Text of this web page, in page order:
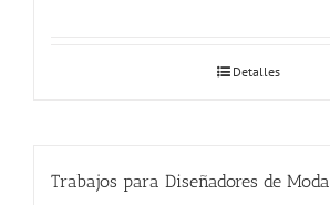
Detalles
Trabajos para Diseñadores de Moda